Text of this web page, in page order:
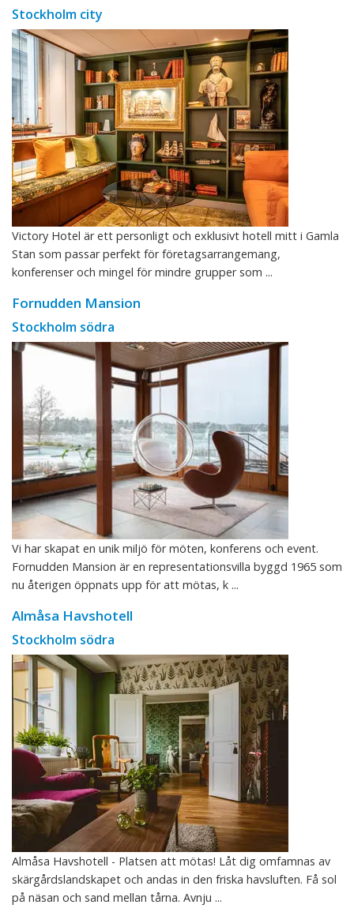
Stockholm city
Victory Hotel är ett personligt och exklusivt hotell mitt i Gamla
Stan som passar perfekt för företagsarrangemang,
konferenser och mingel för mindre grupper som ...
Fornudden Mansion
Stockholm södra
Vi har skapat en unik miljö för möten, konferens och event.
Fornudden Mansion är en representationsvilla byggd 1965 som
nu återigen öppnats upp för att mötas, k ...
Almåsa Havshotell
Stockholm södra
Almåsa Havshotell - Platsen att mötas! Låt dig omfamnas av
skärgårdslandskapet och andas in den friska havsluften. Få sol
på näsan och sand mellan tårna. Avnju ...